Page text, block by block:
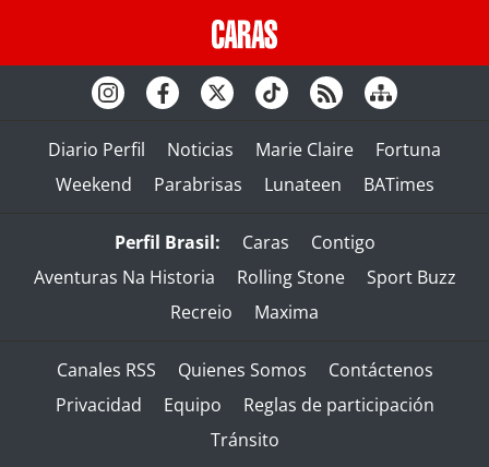
Diario Perfil Noticias Marie Claire
Fortuna
Weekend
Parabrisas Lunateen BATimes
Perfil Brasil: Caras
Contigo
Aventuras Na Historia
Rolling Stone
Sport Buzz
Recreio
Maxima
Canales RSS Quienes Somos
Contáctenos
Privacidad
Equipo
Reglas de participación
Tránsito